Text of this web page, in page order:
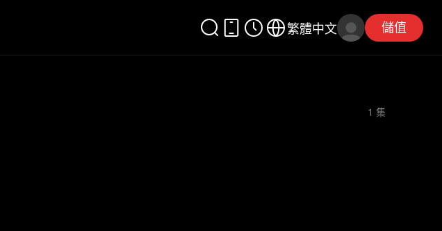
繁體中文 儲值
1 集